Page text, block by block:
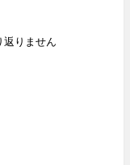
りません